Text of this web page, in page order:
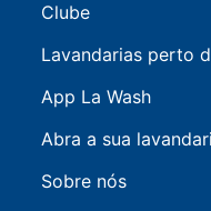
Clube
Lavandarias perto
App La Wash
Abra a sua
Sobre nós